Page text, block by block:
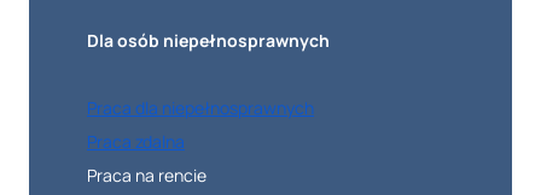
Dla osób niepełnosprawnych
Praca dla niepełnosprawnych
Praca zdalna
Praca na rencie